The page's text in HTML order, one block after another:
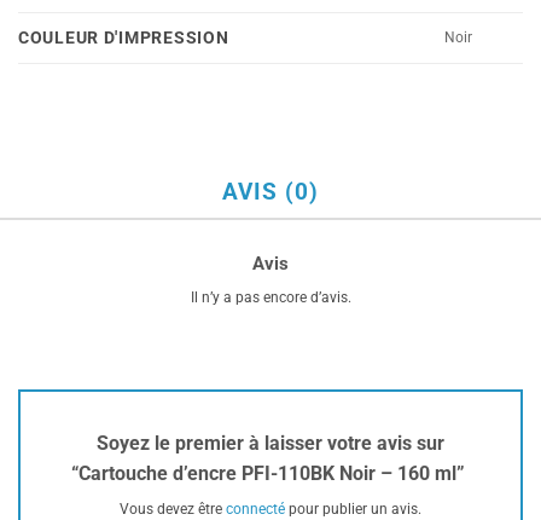
COULEUR D'IMPRESSION Noir
AVIS (0)
Avis
Il n’y a pas encore d’avis.
Soyez le premier à laisser votre avis sur
“Cartouche d’encre PFI-110BK Noir – 160 ml”
Vous devez être connecté pour publier un avis.